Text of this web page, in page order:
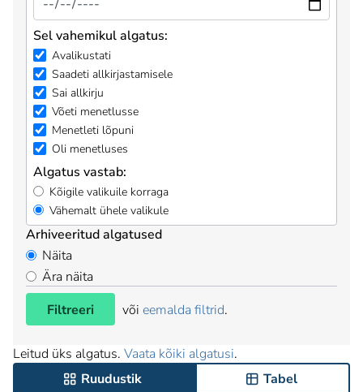
Sel vahemikul algatus:
Avalikustati
Saadeti allkirjastamisele
Sai allkirju
Võeti menetlusse
Menetleti lõpuni
Oli menetluses
Algatus vastab:
Kõigile valikuile korraga
Vähemalt ühele valikule
Arhiveeritud algatused
Näita
Ära näita
Filtreeri
või eemalda filtrid.
Leitud üks algatus. Vaata kõiki algatusi.
Ruudustik
Tabel